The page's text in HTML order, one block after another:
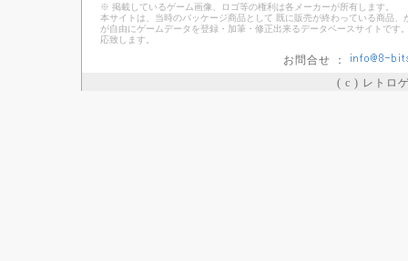
※ 掲載しているゲーム画像、ロゴ等の権利は各メーカーが所有します。
本サイトは、当時のパッケージ商品として 既に販売が終わっている商品
が自由にゲームデータを登録・加筆・修正出来るデータベースサイトで
応致します。
お問合せ ：
( c ) レトロ